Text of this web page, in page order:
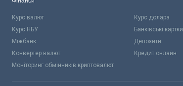
Курс валют Курс долара
Курс НБУ
Банківські картки
Міжбанк
Депозити
Конвертер валют
Кредит онлайн
Моніторинг обмінників криптовалют